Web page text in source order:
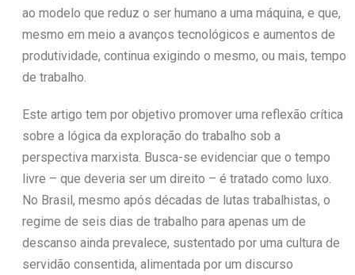
ao modelo que reduz o ser humano a uma máquina, e que,
mesmo em meio a avanços tecnológicos e aumentos de
produtividade, continua exigindo o mesmo, ou mais, tempo
de trabalho.
Este artigo tem por objetivo promover uma reflexão crítica
sobre a lógica da exploração do trabalho sob a
perspectiva marxista. Busca-se evidenciar que o tempo
livre – que deveria ser um direito – é tratado como luxo.
No Brasil, mesmo após décadas de lutas trabalhistas, o
regime de seis dias de trabalho para apenas um de
descanso ainda prevalece, sustentado por uma cultura de
servidão consentida, alimentada por um discurso